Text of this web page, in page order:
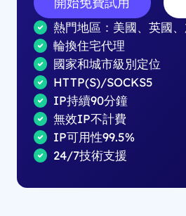
熱門地區：美國、英國
輪換住宅代理
國家和城市級別定位
HTTP(S)/SOCKS5
IP持續90分鐘
無效IP不計費
IP可用性99.5%
24/7技術支援